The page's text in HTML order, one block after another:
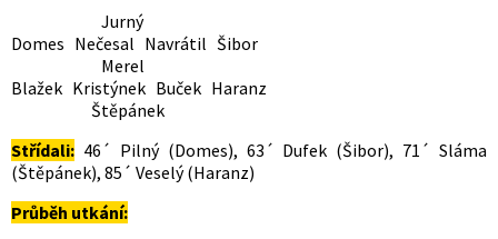
Jurný
Domes Nečesal Navrátil Šibor
Merel
Blažek Kristýnek Buček Haranz
Štěpánek
Střídali: 46´ Pilný (Domes), 63´ Dufek (Šibor), 71´ Sláma
(Štěpánek), 85´ Veselý (Haranz)
Průběh utkání: